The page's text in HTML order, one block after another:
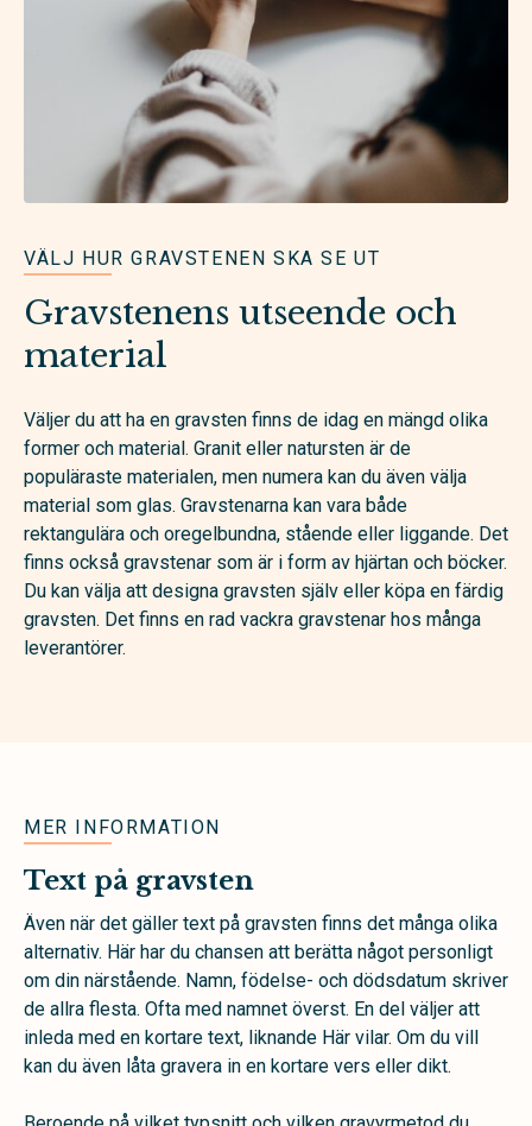
VÄLJ HUR GRAVSTENEN SKA SE UT
Gravstenens utseende och
material
Väljer du att ha en gravsten finns de idag en mängd olika
former och material. Granit eller natursten är de
populäraste materialen, men numera kan du även välja
material som glas. Gravstenarna kan vara både
rektangulära och oregelbundna, stående eller liggande. Det
finns också gravstenar som är i form av hjärtan och böcker.
Du kan välja att designa gravsten själv eller köpa en färdig
gravsten. Det finns en rad vackra gravstenar hos många
leverantörer.
MER INFORMATION
Text på gravsten
Även när det gäller text på gravsten finns det många olika
alternativ. Här har du chansen att berätta något personligt
om din närstående. Namn, födelse- och dödsdatum skriver
de allra flesta. Ofta med namnet överst. En del väljer att
inleda med en kortare text, liknande Här vilar. Om du vill
kan du även låta gravera in en kortare vers eller dikt.